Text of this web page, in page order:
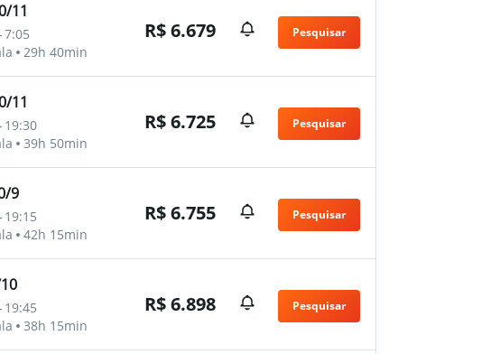
11
7:05
29h 40min
R$ 6.679 Pesquisar
11
19:30
39h 50min
R$ 6.725 Pesquisar
9
19:15
42h 15min
R$ 6.755 Pesquisar
19:45
38h 15min
R$ 6.898 Pesquisar